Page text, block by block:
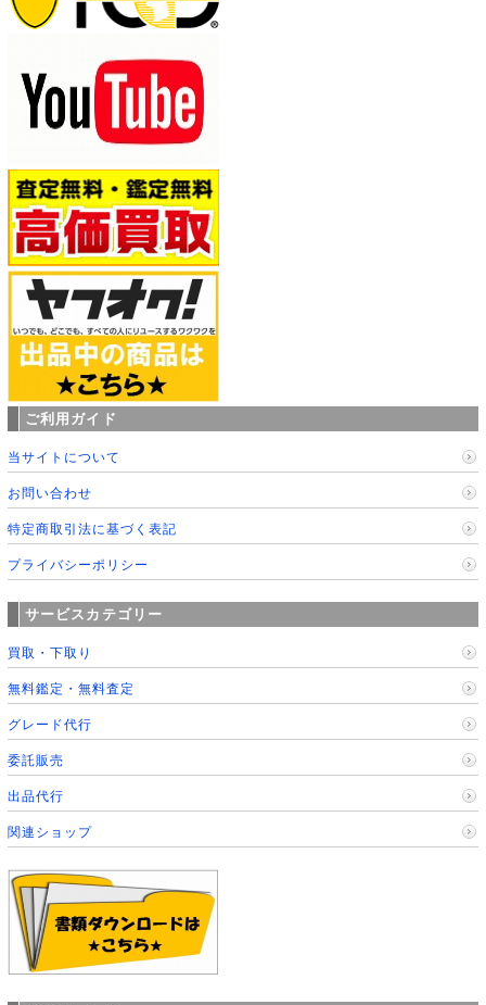
ご利用ガイド
当サイトについて
お問い合わせ
特定商取引法に基づく表記
プライバシーポリシー
サービスカテゴリー
買取・下取り
無料鑑定・無料査定
グレード代行
委託販売
出品代行
関連ショップ